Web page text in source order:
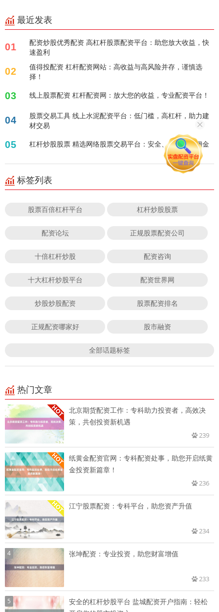
最近发表
01
配资炒股优秀配资 高杠杆股票配资平台：助您放大收益，快
速盈利
02
值得投配资 杠杆配资网站：高收益与高风险并存，谨慎选
择！
03 线上股票配资 杠杆配资网：放大您的收益，专业配资平台！
04
股票交易工具 线上水泥配资平台：低门槛，高杠杆，助力建
材交易
05 杠杆炒股股票 精选网络股票交易平台：安全、便捷、低佣金
标签列表
股票百倍杠杆平台 杠杆炒股股票
配资论坛 正规股票配资公司
十倍杠杆炒股 配资咨询
十大杠杆炒股平台 配资世界网
炒股炒股配资 股票配资排名
正规配资哪家好 股市融资
全部话题标签
热门文章
北京期货配资工作：专科助力投资者，高效决
策，共创投资新机遇
239
纸黄金配资官网：专科配资处事，助您开启纸黄
金投资新篇章！
236
江宁股票配资：专科平台，助您资产升值
234
4 张坤配资：专业投资，助您财富增值
233
5
安全的杠杆炒股平台 盐城配资开户指南：轻松